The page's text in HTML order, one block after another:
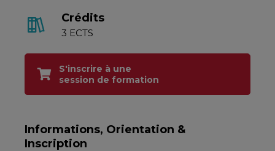
Crédits
3 ECTS
S'inscrire à une
session de formation
Informations, Orientation &
Inscription